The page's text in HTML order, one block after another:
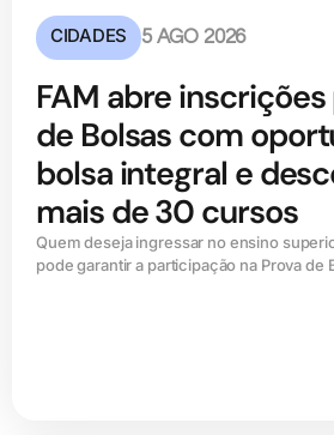
CIDADES 5 AGO 2026
FAM abre inscrições
de Bolsas com
bolsa integral e
mais de 30 cursos
Quem deseja ingressar no ensino
pode garantir a participação na Prova de